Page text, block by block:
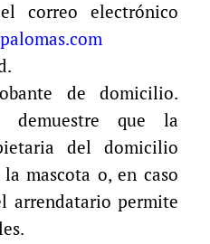
correo electrónico
de domicilio.
demuestre que la
del domicilio
mascota o, en caso
arrendatario permite